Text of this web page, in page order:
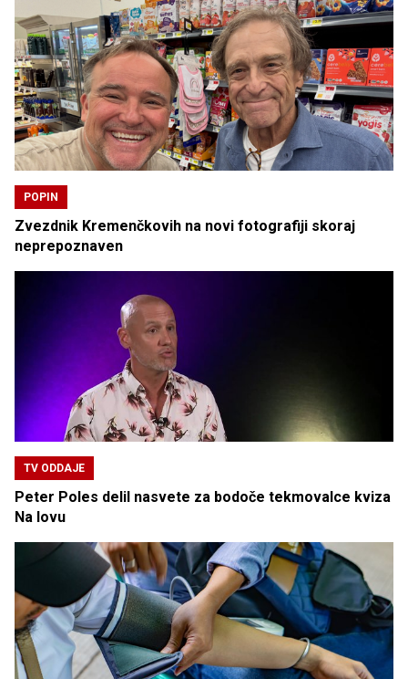
POPIN
Zvezdnik Kremenčkovih na novi fotografiji skoraj
neprepoznaven
TV ODDAJE
Peter Poles delil nasvete za bodoče tekmovalce kviza
Na lovu